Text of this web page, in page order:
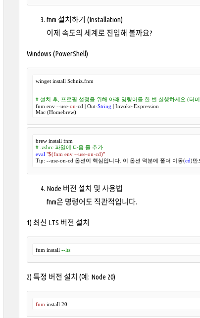
fnm 설치하기 (Installation)
이제 속도의 세계로 진입해 볼까요?
Windows (PowerShell)
winget install Schniz.fnm
# 설치 후, 프로필 설정을 위해 아래 명령어를 한 번 실행하세요 (터
fnm env --use-on-cd | Out-String | Invoke-Expression
Mac (Homebrew)
# .zshrc 파일에 다음 줄 추가
eval "$(fnm env --use-on-cd)"
Tip: --use-on-cd 옵션이 핵심입니다. 이 옵션 덕분에 폴더 이동(cd)만
Node 버전 설치 및 사용법
fnm은 명령어도 직관적입니다.
1) 최신 LTS 버전 설치
fnm install --lts
2) 특정 버전 설치 (예: Node 20)
fnm install 20